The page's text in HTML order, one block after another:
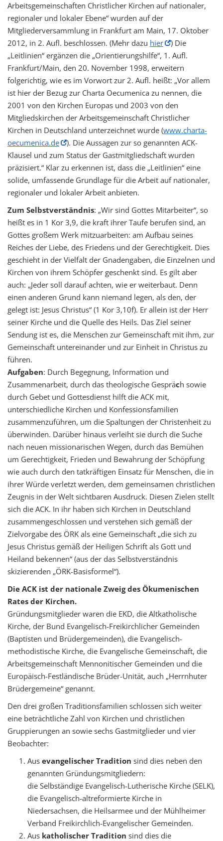
Arbeitsgemeinschaften Christlicher Kirchen auf nationaler,
regionaler und lokaler Ebene“ wurden auf der
Mitgliederversammlung in Frankfurt am Main, 17. Oktober
2012, in 2. Aufl. beschlossen. (Mehr dazu hier
) Die
„Leitlinien“ ergänzen die „Orientierungshilfe“, 1. Aufl.
Frankfurt/Main, den 20. November 1998, erweitern
folgerichtig, wie es im Vorwort zur 2. Aufl. heißt: „Vor allem
ist hier der Bezug zur Charta Oecumenica zu nennen, die
2001 von den Kirchen Europas und 2003 von den
Mitgliedskirchen der Arbeitsgemeinschaft Christlicher
Kirchen in Deutschland unterzeichnet wurde (www.charta-
oecumenica.de
). Die Aussagen zur so genannten ACK-
Klausel und zum Status der Gastmitgliedschaft wurden
präzisiert.“ Klar zu erkennen ist, dass die „Leitlinien“ eine
solide, umfassende Grundlage für die Arbeit auf nationaler,
regionaler und lokaler Arbeit anbieten.
Zum Selbstverständnis: „Wir sind Gottes Mitarbeiter“, so
heißt es in 1 Kor 3,9, die kraft ihrer Taufe berufen sind, an
Gottes großem Werk mitzuarbeiten: am Aufbau seines
Reiches der Liebe, des Friedens und der Gerechtigkeit. Dies
geschieht in der Vielfalt der Gnadengaben, die Einzelnen und
Kirchen von ihrem Schöpfer geschenkt sind. Es gilt aber
auch: „Jeder soll darauf achten, wie er weiterbaut. Denn
einen anderen Grund kann niemand legen, als den, der
gelegt ist: Jesus Christus“ (1 Kor 3,10f). Er allein ist der Herr
seiner Kirche und die Quelle des Heils. Das Ziel seiner
Sendung ist es, die Menschen zur Gemeinschaft mit ihm, zur
Gemeinschaft untereinander und zur Einheit in Christus zu
führen.
Aufgaben: Durch Begegnung, Information und
Zusammenarbeit, durch das theologische Gespräch sowie
durch Gebet und Gottesdienst hilft die ACK mit,
unterschiedliche Kirchen und Konfessionsfamilien
zusammenzuführen, um die Spaltungen der Christenheit zu
überwinden. Darüber hinaus verleiht sie durch die Suche
nach neuen missionarischen Wegen, durch das Bemühen
um Gerechtigkeit, Frieden und Bewahrung der Schöpfung
wie auch durch den tatkräftigen Einsatz für Menschen, die in
ihrer Würde verletzt werden, dem gemeinsamen christlichen
Zeugnis in der Welt sichtbaren Ausdruck. Diesen Zielen stellt
sich die ACK. In ihr haben sich Kirchen in Deutschland
zusammengeschlossen und verstehen sich gemäß der
Zielvorgabe des ÖRK als eine Gemeinschaft „die sich zu
Jesus Christus gemäß der Heiligen Schrift als Gott und
Heiland bekennen“ (aus der das Selbstverständnis
skizierenden „ÖRK-Basisformel“).
Die ACK ist der nationale Zweig des Ökumenischen
Rates der Kirchen.
Gründungsmitglieder waren die EKD, die Altkatholische
Kirche, der Bund Evangelisch-Freikirchlicher Gemeinden
(Baptisten und Brüdergemeinden), die Evangelisch-
methodistische Kirche, die Evangelische Gemeinschaft, die
Arbeitsgemeinschaft Mennonitischer Gemeinden und die
Europäisch-Festländische Brüder-Unität, auch „Herrnhuter
Brüdergemeine“ genannt.
Den drei großen Traditionsfamilien schlossen sich weiter
eine beträchtliche Zahl von Kirchen und christlichen
Gruppierungen an sowie sechs Gastmitglieder und vier
Beobachter:
Aus evangelischer Tradition sind dies neben den
genannten Gründungsmitgliedern:
die Selbständige Evangelisch-Lutherische Kirche (SELK),
die Evangelisch-altreformierte Kirche in
Niedersachsen, die Heilsarmee und der Mühlheimer
Verband Freikirchlich-Evangelischer Gemeinden.
Aus katholischer Tradition sind dies die